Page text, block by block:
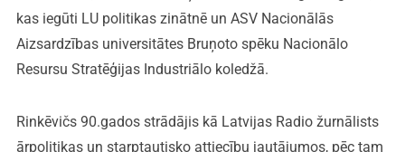
kas iegūti LU politikas zinātnē un ASV Nacionālās
Aizsardzības universitātes Bruņoto spēku Nacionālo
Resursu Stratēģijas Industriālo koledžā.
Rinkēvičs 90.gados strādājis kā Latvijas Radio žurnālists
ārpolitikas un starptautisko attiecību jautājumos, pēc tam